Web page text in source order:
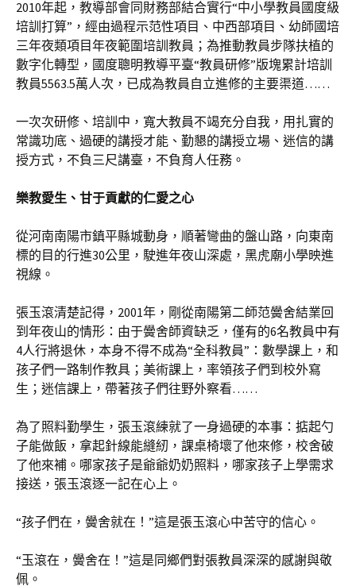
2010年起，教導部會同財務部結合實行“中小學教員國度級
培訓打算”，經由過程示范性項目、中西部項目、幼師國培
三年夜類項目年夜範圍培訓教員；為推動教員步隊扶植的
數字化轉型，國度聰明教導平臺“教員研修”版塊累計培訓
教員5563.5萬人次，已成為教員自立進修的主要渠道……
一次次研修、培訓中，寬大教員不竭充分自我，用扎實的
常識功底、過硬的講授才能、勤懇的講授立場、迷信的講
授方式，不負三尺講臺，不負育人任務。
樂教愛生、甘于貢獻的仁愛之心
從河南南陽市鎮平縣城動身，順著彎曲的盤山路，向東南
標的目的行進30公里，駛進年夜山深處，黑虎廟小學映進
視線。
張玉滾清楚記得，2001年，剛從南陽第二師范黌舍結業回
到年夜山的情形：由于黌舍師資缺乏，僅有的6名教員中有
4人行將退休，本身不得不成為“全科教員”：數學課上，和
孩子們一路制作教具；美術課上，率領孩子們到校外寫
生；迷信課上，帶著孩子們往野外察看……
為了照料勤學生，張玉滾練就了一身過硬的本事：掂起勺
子能做飯，拿起針線能縫紉，課桌椅壞了他來修，校舍破
了他來補。哪家孩子是爺爺奶奶照料，哪家孩子上學需求
接送，張玉滾逐一記在心上。
“孩子們在，黌舍就在！”這是張玉滾心中苦守的信心。
“玉滾在，黌舍在！”這是同鄉們對張教員深深的感謝與敬
佩。